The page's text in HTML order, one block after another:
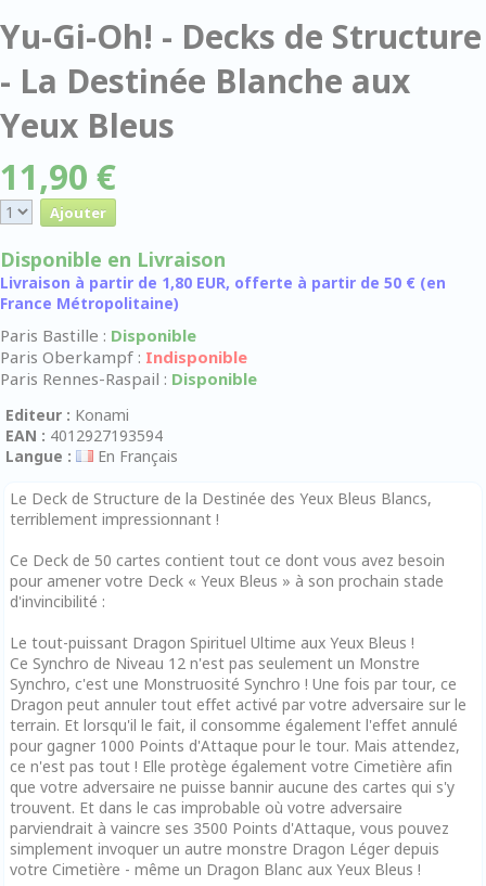
Yu-Gi-Oh! - Decks de Structure
- La Destinée Blanche aux
Yeux Bleus
11,90 €
Disponible en Livraison
Livraison à partir de 1,80 EUR, offerte à partir de 50 € (en
France Métropolitaine)
Paris Bastille : Disponible
Paris Oberkampf : Indisponible
Paris Rennes-Raspail : Disponible
Editeur : Konami
EAN : 4012927193594
Langue :
En Français
Le Deck de Structure de la Destinée des Yeux Bleus Blancs,
terriblement impressionnant !
Ce Deck de 50 cartes contient tout ce dont vous avez besoin
pour amener votre Deck « Yeux Bleus » à son prochain stade
d'invincibilité :
Le tout-puissant Dragon Spirituel Ultime aux Yeux Bleus !
Ce Synchro de Niveau 12 n'est pas seulement un Monstre
Synchro, c'est une Monstruosité Synchro ! Une fois par tour, ce
Dragon peut annuler tout effet activé par votre adversaire sur le
terrain. Et lorsqu'il le fait, il consomme également l'effet annulé
pour gagner 1000 Points d'Attaque pour le tour. Mais attendez,
ce n'est pas tout ! Elle protège également votre Cimetière afin
que votre adversaire ne puisse bannir aucune des cartes qui s'y
trouvent. Et dans le cas improbable où votre adversaire
parviendrait à vaincre ses 3500 Points d'Attaque, vous pouvez
simplement invoquer un autre monstre Dragon Léger depuis
votre Cimetière - même un Dragon Blanc aux Yeux Bleus !